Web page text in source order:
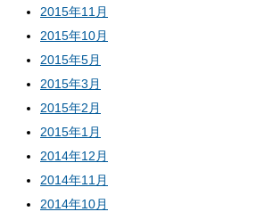
2015年11月
2015年10月
2015年5月
2015年3月
2015年2月
2015年1月
2014年12月
2014年11月
2014年10月